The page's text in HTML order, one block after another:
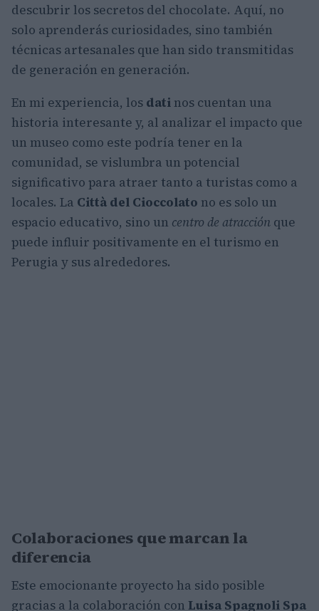
descubrir los secretos del chocolate. Aquí, no
solo aprenderás curiosidades, sino también
técnicas artesanales que han sido transmitidas
de generación en generación.
En mi experiencia, los dati nos cuentan una
historia interesante y, al analizar el impacto que
un museo como este podría tener en la
comunidad, se vislumbra un potencial
significativo para atraer tanto a turistas como a
locales. La Città del Cioccolato no es solo un
espacio educativo, sino un centro de atracción que
puede influir positivamente en el turismo en
Perugia y sus alrededores.
Colaboraciones que marcan la
diferencia
Este emocionante proyecto ha sido posible
gracias a la colaboración con Luisa Spagnoli Spa